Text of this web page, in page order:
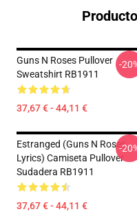
Guns N Roses Pullover
Sweatshirt RB1911
37,67 € - 44,11 €
-
Estranged (Guns N Roses
Lyrics) Camiseta Pullover
Sudadera RB1911
37,67 € - 44,11 €
-